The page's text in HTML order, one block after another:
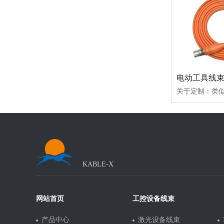
电动工具线
KABLE-X
网站首页
产品中心
工控设备线束
激光设备线束